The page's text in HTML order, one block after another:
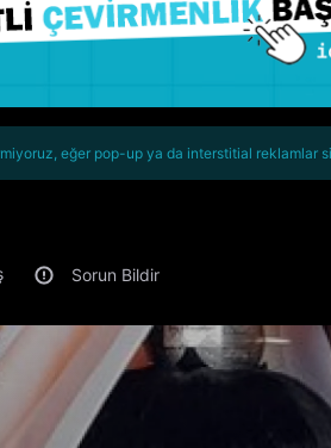
eğer pop-up ya da interstitial reklamlar
Sorun Bildir